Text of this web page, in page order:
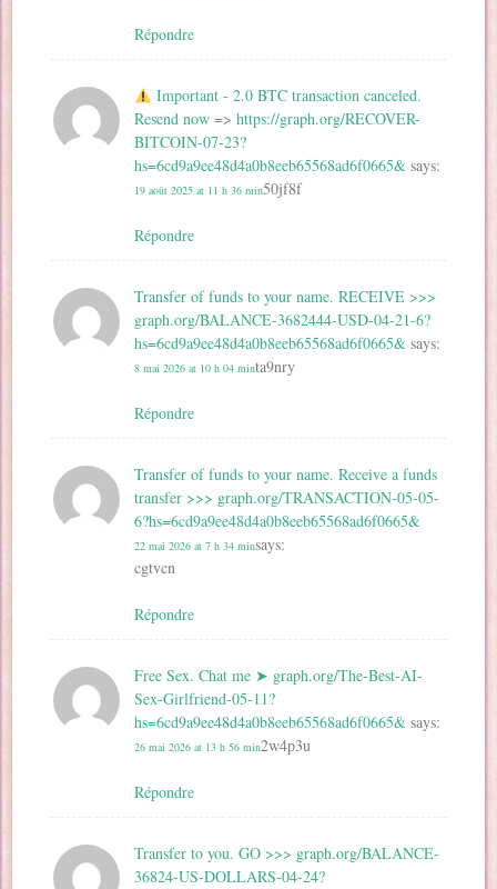
Répondre
Important - 2.0 BTC transaction canceled.
Resend now => https://graph.org/RECOVER-
BITCOIN-07-23?
hs=6cd9a9ee48d4a0b8eeb65568ad6f0665& says:
19 août 2025 at 11 h 36 min50jf8f
Répondre
Transfer of funds to your name. RECEIVE >>>
graph.org/BALANCE-3682444-USD-04-21-6?
hs=6cd9a9ee48d4a0b8eeb65568ad6f0665& says:
8 mai 2026 at 10 h 04 minta9nry
Répondre
Transfer of funds to your name. Receive a funds
transfer >>> graph.org/TRANSACTION-05-05-
6?hs=6cd9a9ee48d4a0b8eeb65568ad6f0665&
says:
22 mai 2026 at 7 h 34 min
cgtvcn
Répondre
Free Sex. Chat me ➤ graph.org/The-Best-AI-
Sex-Girlfriend-05-11?
hs=6cd9a9ee48d4a0b8eeb65568ad6f0665& says:
26 mai 2026 at 13 h 56 min2w4p3u
Répondre
Transfer to you. GO >>> graph.org/BALANCE-
36824-US-DOLLARS-04-24?